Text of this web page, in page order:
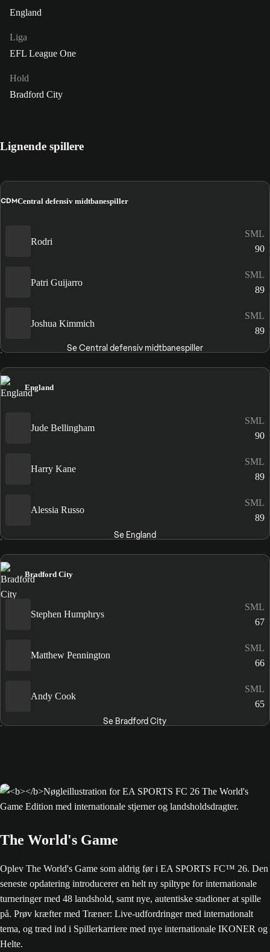
England
Liga
EFL League One
Hold
Bradford City
Lignende spillere
CDMCentral defensiv midtbanespiller
Rodri
SML
90
Patri Guijarro
SML
89
Joshua Kimmich
SML
89
Se Central defensiv midtbanespiller
England
Jude Bellingham
SML
90
Harry Kane
SML
89
Alessia Russo
SML
89
Se England
Bradford City
Stephen Humphrys
SML
67
Matthew Pennington
SML
66
Andy Cook
SML
65
Se Bradford City
The World's Game
Oplev The World's Game som aldrig før i EA SPORTS FC™ 26. Den
seneste opdatering introducerer en helt ny spiltype for internationale
turneringer med 48 landshold, samt nye, autentiske stadioner at spille
på. Prøv kræfter med Træner: Live-udfordringer med internationalt
tema, og træd ind i Spillerkarriere med nye internationale IKONER og
Helte.